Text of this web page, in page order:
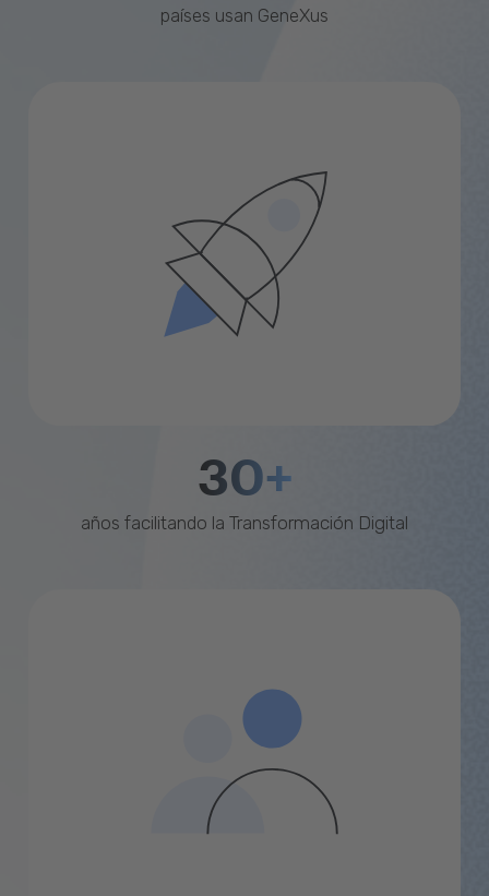
países usan GeneXus
30+
años facilitando la Transformación Digital